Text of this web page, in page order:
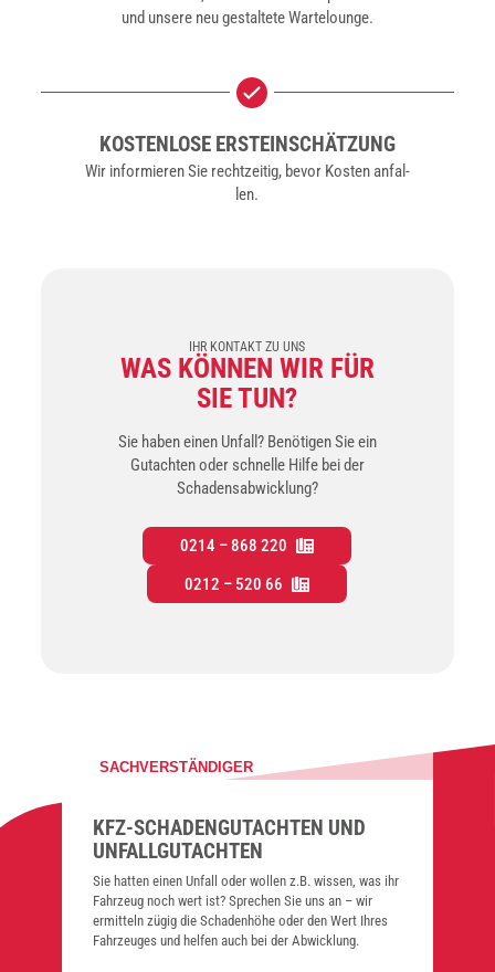
und unse­re neu gestal­te­te War­te­lounge.
KOS­TEN­LO­SE ERST­EIN­SCHÄT­ZUNG
Wir infor­mie­ren Sie recht­zei­tig, bevor Kos­ten anfal­
len.
IHR KONTAKT ZU UNS
WAS KÖN­NEN WIR FÜR
SIE TUN?
Sie haben einen Unfall? Benötigen Sie ein
Gutachten oder schnelle Hilfe bei der
Schadensabwicklung?
0214 – 868 220
0212 – 520 66
SACHVERSTÄNDIGER
KFZ-SCHA­DEN­GUT­ACH­TEN UND
UNFALL­GUT­ACH­TEN
Sie hat­ten einen Unfall oder wol­len z.B. wis­sen, was ihr
Fahr­zeug noch wert ist? Spre­chen Sie uns an – wir
ermit­teln zügig die Scha­den­hö­he oder den Wert Ihres
Fahr­zeu­ges und hel­fen auch bei der Abwick­lung.